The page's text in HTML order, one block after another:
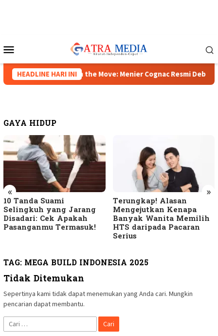
Mobile
HEADLINE HARI INI
A Legacy on the Move: Menier Cognac Resmi Debut di
GAYA HIDUP
« »
10 Tanda Suami
Selingkuh yang Jarang
Disadari: Cek Apakah
Pasanganmu Termasuk!
Terungkap! Alasan
Mengejutkan Kenapa
Banyak Wanita Memilih
HTS daripada Pacaran
Serius
TAG: MEGA BUILD INDONESIA 2025
Tidak Ditemukan
Sepertinya kami tidak dapat menemukan yang Anda cari. Mungkin
pencarian dapat membantu.
Cari
untuk: